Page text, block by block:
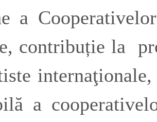
a
contribuție la
a